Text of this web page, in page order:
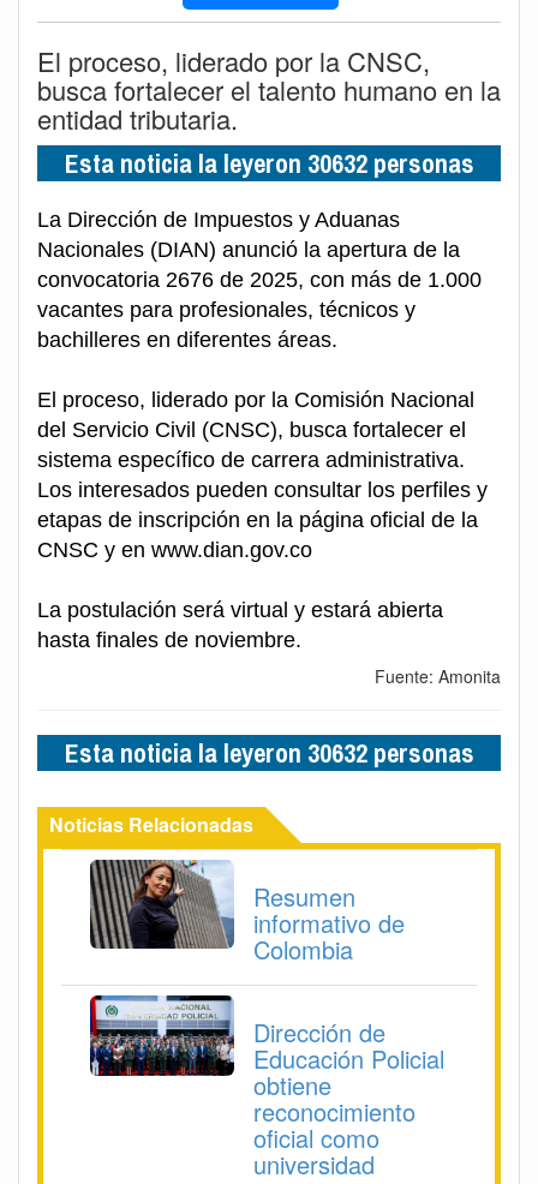
El proceso, liderado por la CNSC,
busca fortalecer el talento humano en la
entidad tributaria.
Esta noticia la leyeron 30632 personas
La Dirección de Impuestos y Aduanas
Nacionales (DIAN) anunció la apertura de la
convocatoria 2676 de 2025, con más de 1.000
vacantes para profesionales, técnicos y
bachilleres en diferentes áreas.
El proceso, liderado por la Comisión Nacional
del Servicio Civil (CNSC), busca fortalecer el
sistema específico de carrera administrativa.
Los interesados pueden consultar los perfiles y
etapas de inscripción en la página oficial de la
CNSC y en www.dian.gov.co
La postulación será virtual y estará abierta
hasta finales de noviembre.
Fuente: Amonita
Esta noticia la leyeron 30632 personas
Noticias Relacionadas
Resumen
informativo de
Colombia
Dirección de
Educación Policial
obtiene
reconocimiento
oficial como
universidad